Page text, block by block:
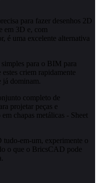
para fazer desenhos 2D
em 3D e, com
é uma excelente alternativa
para o BIM para
criem rapidamente
dominam.
completo de
projetar peças e
chapas metálicas - Sheet
tudo-em-um, experimente o
o que o BricsCAD pode